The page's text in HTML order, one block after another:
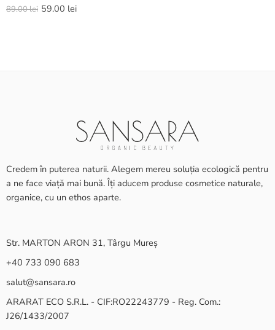
89.00lei 59.00 lei
Credem în puterea naturii. Alegem mereu soluția ecologică pentru
a ne face viață mai bună. Îți aducem produse cosmetice naturale,
organice, cu un ethos aparte.
Str. MARTON ARON 31, Târgu Mureș
+40 733 090 683
salut@sansara.ro
ARARAT ECO S.R.L. - CIF:RO22243779 - Reg. Com.:
J26/1433/2007